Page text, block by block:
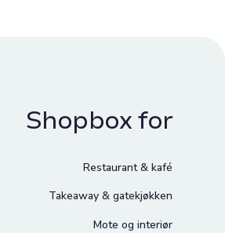
Shopbox for
Restaurant & kafé
Takeaway & gatekjøkken
Mote og interiør